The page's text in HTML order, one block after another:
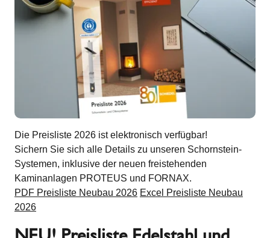
Die Preisliste 2026 ist elektronisch verfügbar!
Sichern Sie sich alle Details zu unseren Schornstein-
Systemen, inklusive der neuen freistehenden
Kaminanlagen PROTEUS und FORNAX.
PDF Preisliste Neubau 2026 Excel Preisliste Neubau
2026